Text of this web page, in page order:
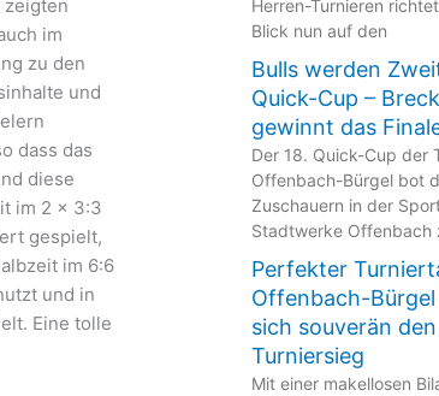
zeigten
im
zu den
und
dass das
diese
im 2 x 3:3
gespielt,
im 6:6
und in
Eine tolle
Herren-Turnieren
Blick nun auf den
Bulls werden
Quick-Cup –
gewinnt das
Der 18. Quick-Cup der
Offenbach-Bürgel bot
Zuschauern in der
Stadtwerke Offenbach
Perfekter
Offenbach-
sich souverän den
Turniersieg
Mit einer makellosen